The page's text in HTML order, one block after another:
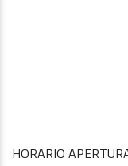
HORARIO